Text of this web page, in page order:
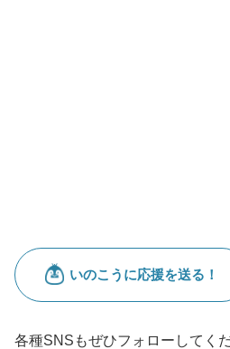
各種SNSもぜひフォローしてく